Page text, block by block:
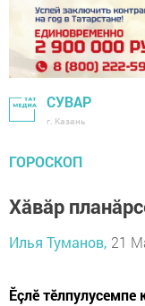
СУВАР
г. Казань
ГОРОСКОП
Хӑвӑр
Илья Туманов, 21
Ӗçлӗ тӗлпулусемпе